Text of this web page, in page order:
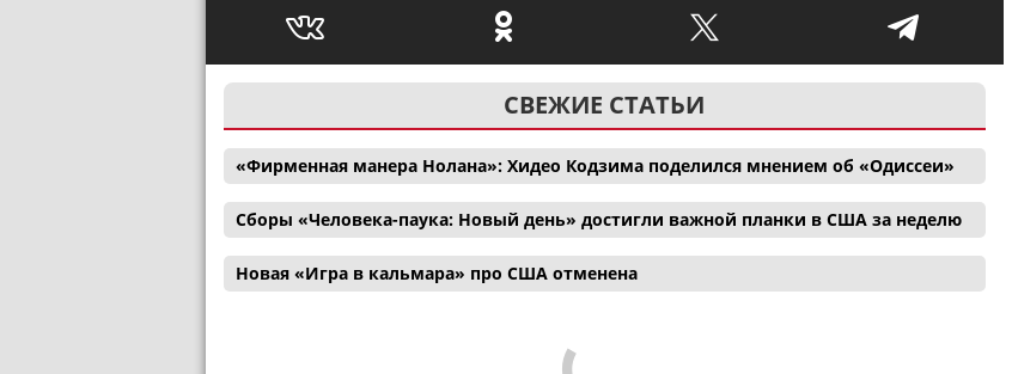
СВЕЖИЕ СТАТЬИ
«Фирменная манера Нолана»: Хидео Кодзима поделился мнением об «Одиссеи»
Сборы «Человека-паука: Новый день» достигли важной планки в США за неделю
Новая «Игра в кальмара» про США отменена